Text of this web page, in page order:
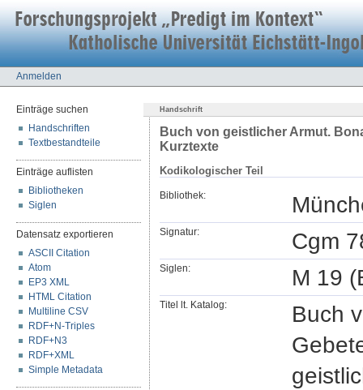
Anmelden
Einträge suchen
Handschriften
Textbestandteile
Einträge auflisten
Bibliotheken
Siglen
Datensatz exportieren
ASCII Citation
Atom
EP3 XML
HTML Citation
Multiline CSV
RDF+N-Triples
RDF+N3
RDF+XML
Simple Metadata
Handschrift
Buch von geistlicher Armut.
Kurztexte
Kodikologischer Teil
Bibliothek:
Signatur: Cgm
Siglen: M 19
Titel lt. Katalog:
Buch